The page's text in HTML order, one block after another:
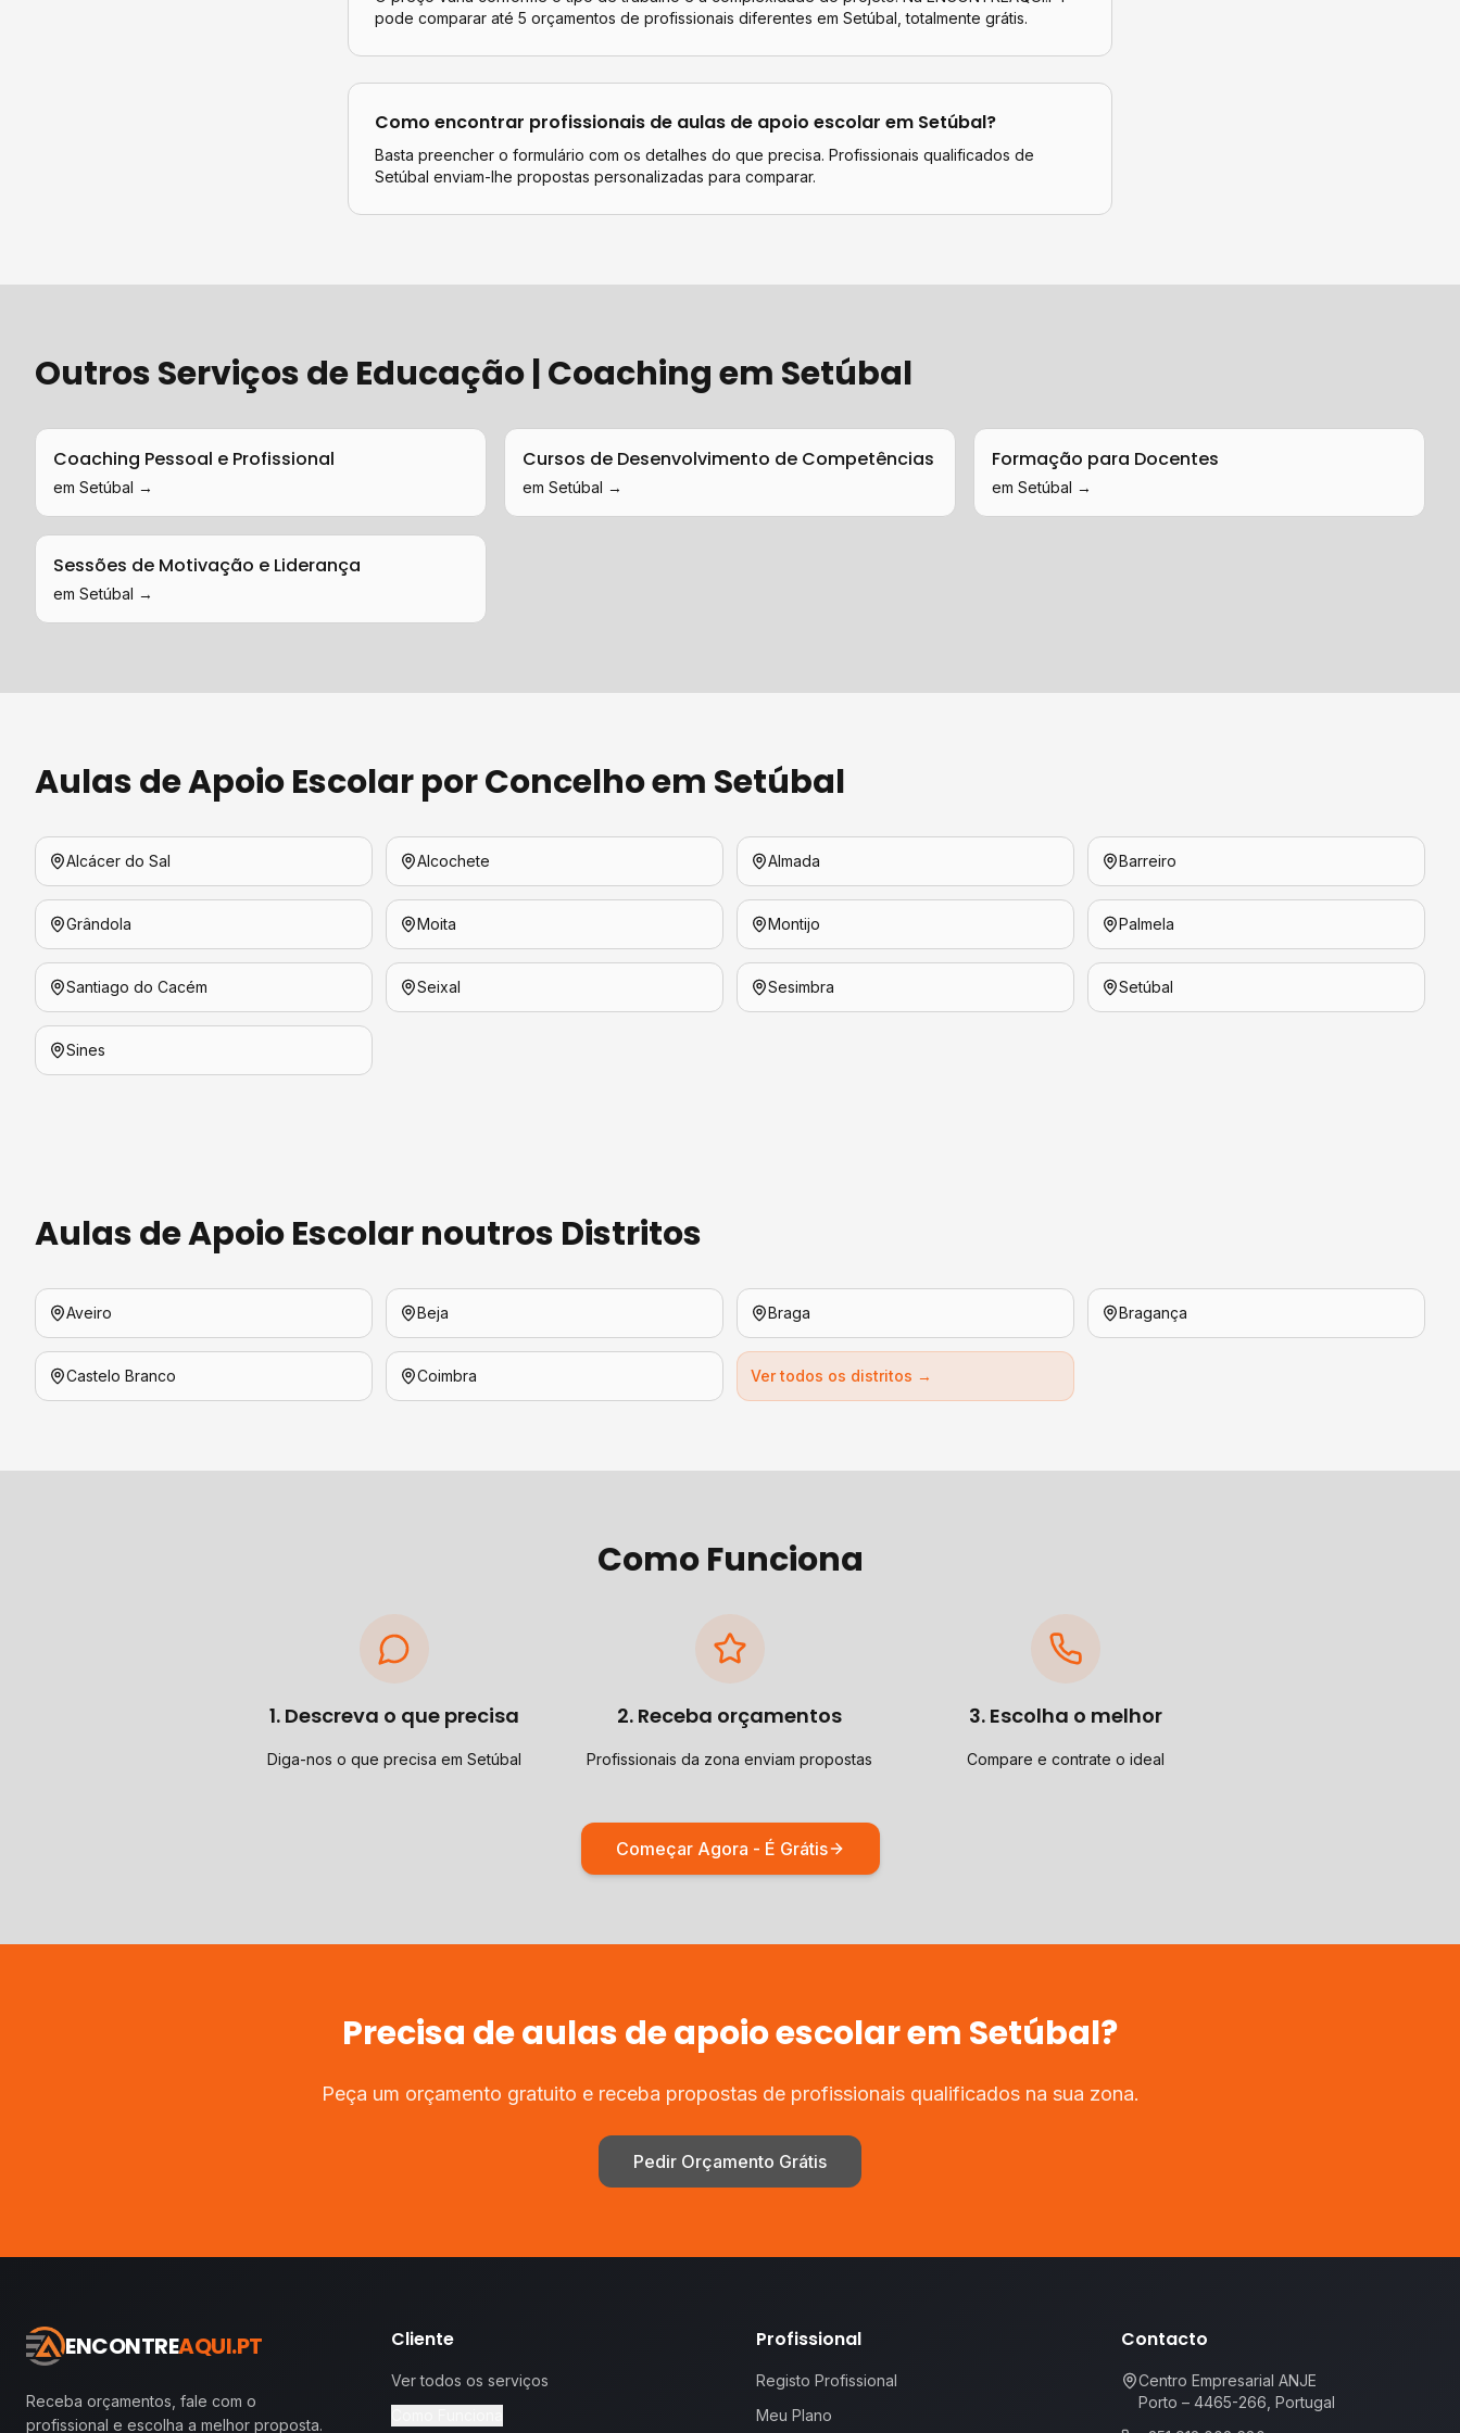
pode comparar até 5 orçamentos de profissionais diferentes em Setúbal , totalmente grátis.
Como encontrar profissionais de aulas de apoio escolar em Setúbal?
Basta preencher o formulário com os detalhes do que precisa. Profissionais qualificados de
Setúbal enviam-lhe propostas personalizadas para comparar.
Outros Serviços deEducação | Coachingem Setúbal
Coaching Pessoal e Profissional
em Setúbal →
Cursos de Desenvolvimento de Competências
em Setúbal →
Formação para Docentes
em Setúbal →
Sessões de Motivação e Liderança
em Setúbal →
Aulas de Apoio Escolarpor Concelho em Setúbal
Alcácer do Sal Alcochete Almada Barreiro
Grândola Moita Montijo Palmela
Santiago do Cacém Seixal Sesimbra Setúbal
Sines
Aulas de Apoio Escolarnoutros Distritos
Aveiro Beja Braga Bragança
Castelo Branco Coimbra Ver todos os distritos →
Como Funciona
1. Descreva o que precisa
Diga-nos o que precisa em Setúbal
2. Receba orçamentos
Profissionais da zona enviam propostas
3. Escolha o melhor
Compare e contrate o ideal
Começar Agora - É Grátis
Precisa deaulas de apoio escolarem Setúbal?
Peça um orçamento gratuito e receba propostas de profissionais qualificados na sua zona.
Pedir Orçamento Grátis
ENCONTREAQUI.PT
Receba orçamentos, fale com o
profissional e escolha a melhor proposta.
Cliente
Ver todos os serviços
Profissional
Registo Profissional
Meu Plano
Contacto
Centro Empresarial ANJE
Porto – 4465-266, Portugal